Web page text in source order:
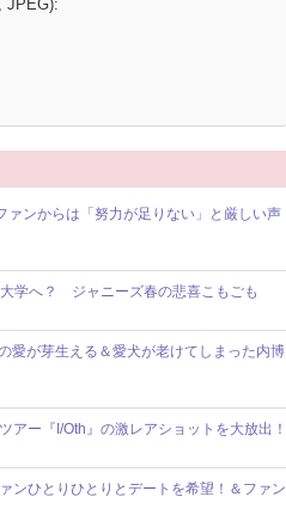
JPEG):
ンからは「努力が足りない」と厳しい声
学へ？ ジャニーズ春の悲喜こもごも
愛が芽生える＆愛犬が老けてしまった内博
ー『I/Oth』の激レアショットを大放出！
ンひとりひとりとデートを希望！＆ファン